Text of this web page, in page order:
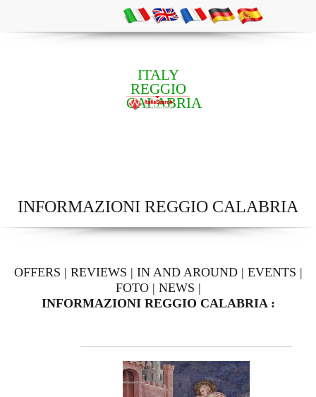
ITALY
REGGIO
CALABRIA
INFORMAZIONI REGGIO CALABRIA
OFFERS | REVIEWS | IN AND AROUND| EVENTS |
FOTO| NEWS |
INFORMAZIONI REGGIO CALABRIA :